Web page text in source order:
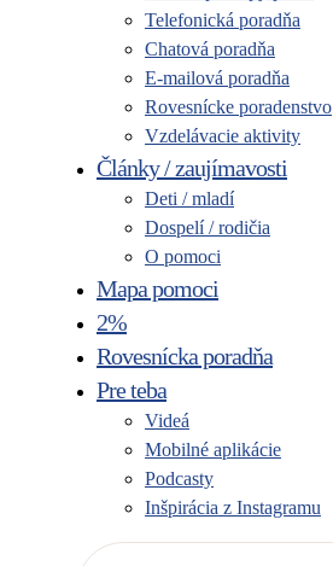
Telefonická poradňa
Chatová poradňa
E-mailová poradňa
Rovesnícke poradenstvo
Vzdelávacie aktivity
Články / zaujímavosti
Deti / mladí
Dospelí / rodičia
O pomoci
Mapa pomoci
2%
Rovesnícka poradňa
Pre teba
Videá
Mobilné aplikácie
Podcasty
Inšpirácia z Instagramu